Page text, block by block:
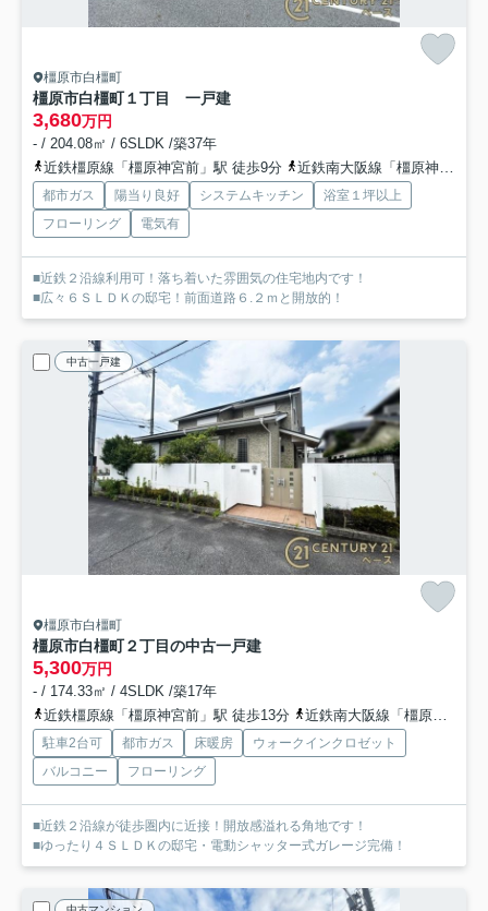
橿原市白橿町
橿原市白橿町１丁目 一戸建
3,680万円
- / 204.08㎡ / 6SLDK /築37年
近鉄橿原線「橿原神宮前」駅 徒歩9分
近鉄南大阪線「橿原神宮前」駅 徒歩9分
都市ガス 陽当り良好 システムキッチン
浴室１坪以上
フローリング
電気有
■近鉄２沿線利用可！落ち着いた雰囲気の住宅地内です！
■広々６ＳＬＤＫの邸宅！前面道路６.２ｍと開放的！
中古一戸建
橿原市白橿町
橿原市白橿町２丁目の中古一戸建
5,300万円
- / 174.33㎡ / 4SLDK /築17年
近鉄橿原線「橿原神宮前」駅 徒歩13分
近鉄南大阪線「橿原神宮前」駅 徒歩13分
駐車2台可 都市ガス 床暖房
ウォークインクロゼット
バルコニー
フローリング
■近鉄２沿線が徒歩圏内に近接！開放感溢れる角地です！
■ゆったり４ＳＬＤＫの邸宅・電動シャッター式ガレージ完備！